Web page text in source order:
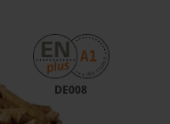
DE008